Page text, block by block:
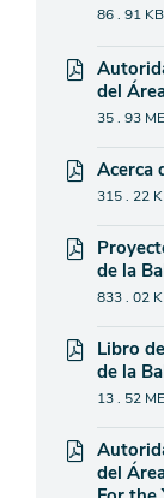
86 . 91 KB
del
35 . 93
Acerca
315 . 22
de la
833 . 02
Libro
de la
13 . 52
del